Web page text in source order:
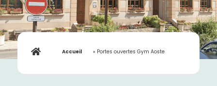
Accueil » Portes ouvertes Gym Aoste